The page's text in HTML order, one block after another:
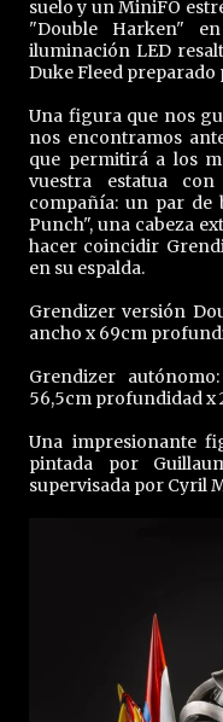
suelo y un MiniFO
"Double Harken"
iluminación LED
Duke Fleed preparado
Una figura que nos
nos encontramos
que permitirá a los
vuestra estatua
compañía: un par de
Punch", una cabeza
hacer coincidir
en su espalda.
Grendizer versión
ancho x 69cm
Grendizer
56,5cm profundidad x
Una impresionante
pintada por
supervisada por Cyril